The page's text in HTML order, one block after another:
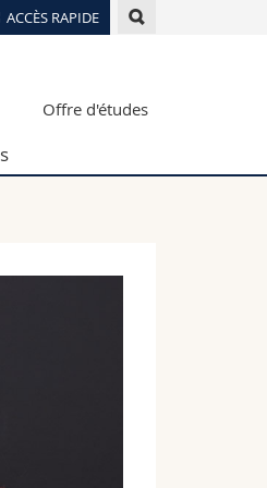
ACCÈS RAPIDE
Offre d'études